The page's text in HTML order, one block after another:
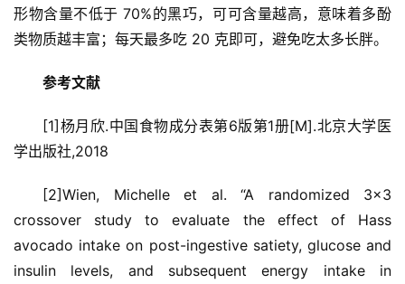
形物含量不低于 70%的黑巧，可可含量越高，意味着多酚
类物质越丰富；每天最多吃 20 克即可，避免吃太多长胖。
参考文献
[1]杨月欣.中国食物成分表第6版第1册[M].北京大学医
学出版社,2018
[2]Wien, Michelle et al. “A randomized 3×3
crossover study to evaluate the effect of Hass
avocado intake on post-ingestive satiety, glucose and
insulin levels, and subsequent energy intake in